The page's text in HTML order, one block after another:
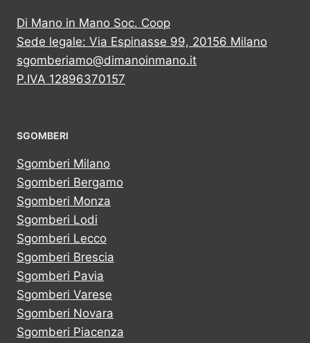
Di Mano in Mano Soc. Coop
Sede legale: Via Espinasse 99, 20156 Milano
sgomberiamo@dimanoinmano.it
P.IVA 12896370157
SGOMBERI
Sgomberi Milano
Sgomberi Bergamo
Sgomberi Monza
Sgomberi Lodi
Sgomberi Lecco
Sgomberi Brescia
Sgomberi Pavia
Sgomberi Varese
Sgomberi Novara
Sgomberi Piacenza